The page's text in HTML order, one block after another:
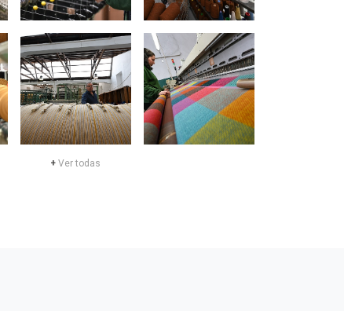
+ Ver todas